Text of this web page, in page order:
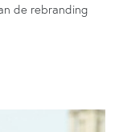
de rebranding